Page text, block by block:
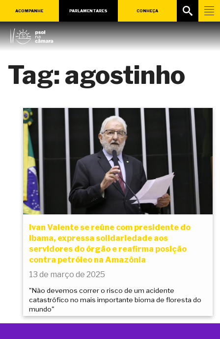
ACOMPANHE PARLAMENTARES CONHEÇA
Tag:agostinho
Ivan Valente se reúne com presidente do
Ibama, expressa solidariedade aos
servidores do órgão e reafirma posição
contra petróleo na Amazônia
13 de março de 2025
"Não devemos correr o risco de um acidente
catastrófico no mais importante bioma de floresta do
mundo"